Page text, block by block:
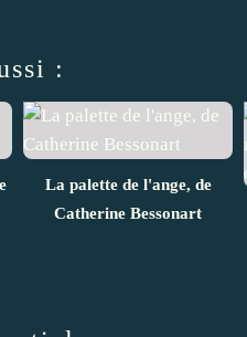
:
La palette de l'ange, de
Catherine Bessonart